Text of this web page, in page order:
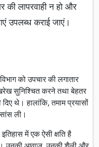
की लापरवाही न हो और
उपलब्ध कराई जाएं।
को उपचार की लगातार
सुनिश्चित करने तथा बेहतर
थे। हालांकि, तमाम प्रयासों
ली।
में एक ऐसी क्षति है